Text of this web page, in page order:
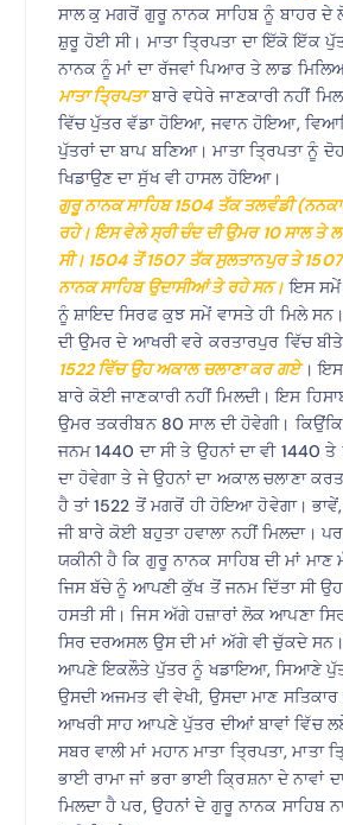
ਸਾਲ ਕੁ ਮਗਰੋਂ ਗੁਰੂ ਨਾਨਕ ਸਾਹਿਬ ਨੂੰ ਬਾਹਰ ਦੇ
ਸ਼ੁਰੂ ਹੋਈ ਸੀ। ਮਾਤਾ ਤ੍ਰਿਪਤਾ ਦਾ ਇੱਕੋ ਇੱਕ
ਨਾਨਕ ਨੂੰ ਮਾਂ ਦਾ ਰੱਜਵਾਂ ਪਿਆਰ ਤੇ ਲਾਡ
ਮਾਤਾ ਤ੍ਰਿਪਤਾਬਾਰੇ ਵਧੇਰੇ ਜਾਣਕਾਰੀ ਨਹੀਂ
ਵਿੱਚ ਪੁੱਤਰ ਵੱਡਾ ਹੋਇਆ, ਜਵਾਨ ਹੋਇਆ,
ਪੁੱਤਰਾਂ ਦਾ ਬਾਪ ਬਣਿਆ। ਮਾਤਾ ਤ੍ਰਿਪਤਾ ਨੂੰ
ਖਿਡਾਉਣ ਦਾ ਸੁੱਖ ਵੀ ਹਾਸਲ ਹੋਇਆ।
ਗੁਰੂ ਨਾਨਕ ਸਾਹਿਬ 1504 ਤੱਕ ਤਲਵੰਡੀ
ਰਹੇ। ਇਸ ਵੇਲੇ ਸ੍ਰੀ ਚੰਦ ਦੀ ਉਮਰ 10 ਸਾਲ ਤੇ
ਸੀ। 1504 ਤੋਂ 1507 ਤੱਕ ਸੁਲਤਾਨਪੁਰ ਤੇ
ਨਾਨਕ ਸਾਹਿਬ ਉਦਾਸੀਆਂ ਤੇ ਰਹੇ ਸਨ। ਇਸ ਸਮੇਂ
ਨੂੰ ਸ਼ਾਇਦ ਸਿਰਫ ਕੁਝ ਸਮੇਂ ਵਾਸਤੇ ਹੀ ਮਿਲੇ ਸਨ।
ਦੀ ਉਮਰ ਦੇ ਆਖਰੀ ਵਰੇ ਕਰਤਾਰਪੁਰ ਵਿੱਚ
1522 ਵਿੱਚ ਉਹ ਅਕਾਲ ਚਲਾਣਾ ਕਰ ਗਏ। ਇਸ
ਬਾਰੇ ਕੋਈ ਜਾਣਕਾਰੀ ਨਹੀਂ ਮਿਲਦੀ। ਇਸ
ਉਮਰ ਤਕਰੀਬਨ 80 ਸਾਲ ਦੀ ਹੋਵੇਗੀ।
ਜਨਮ 1440 ਦਾ ਸੀ ਤੇ ਉਹਨਾਂ ਦਾ ਵੀ 1440
ਦਾ ਹੋਵੇਗਾ ਤੇ ਜੇ ਉਹਨਾਂ ਦਾ ਅਕਾਲ ਚਲਾਣਾ
ਹੈ ਤਾਂ 1522 ਤੋਂ ਮਗਰੋਂ ਹੀ ਹੋਇਆ ਹੋਵੇਗਾ। ਭਾਵੇਂ,
ਜੀ ਬਾਰੇ ਕੋਈ ਬਹੁਤਾ ਹਵਾਲਾ ਨਹੀਂ ਮਿਲਦਾ।
ਯਕੀਨੀ ਹੈ ਕਿ ਗੁਰੂ ਨਾਨਕ ਸਾਹਿਬ ਦੀ ਮਾਂ
ਜਿਸ ਬੱਚੇ ਨੂੰ ਆਪਣੀ ਕੁੱਖ ਤੋਂ ਜਨਮ ਦਿੱਤਾ ਸੀ
ਹਸਤੀ ਸੀ। ਜਿਸ ਅੱਗੇ ਹਜ਼ਾਰਾਂ ਲੋਕ ਆਪਣਾ
ਸਿਰ ਦਰਅਸਲ ਉਸ ਦੀ ਮਾਂ ਅੱਗੇ ਵੀ ਚੁੱਕਦੇ ਸਨ।
ਆਪਣੇ ਇਕਲੌਤੇ ਪੁੱਤਰ ਨੂੰ ਖਡਾਇਆ, ਸਿਆਣੇ
ਉਸਦੀ ਅਜਮਤ ਵੀ ਵੇਖੀ, ਉਸਦਾ ਮਾਣ
ਆਖਰੀ ਸਾਹ ਆਪਣੇ ਪੁੱਤਰ ਦੀਆਂ ਬਾਵਾਂ ਵਿੱਚ
ਸਬਰ ਵਾਲੀ ਮਾਂ ਮਹਾਨ ਮਾਤਾ ਤ੍ਰਿਪਤਾ, ਮਾਤਾ
ਭਾਈ ਰਾਮਾ ਜਾਂ ਭਰਾ ਭਾਈ ਕ੍ਰਿਸ਼ਨਾ ਦੇ ਨਾਵਾਂ
ਮਿਲਦਾ ਹੈ ਪਰ, ਉਹਨਾਂ ਦੇ ਗੁਰੂ ਨਾਨਕ ਸਾਹਿਬ